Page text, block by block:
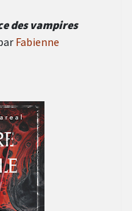
des vampires
Fabienne